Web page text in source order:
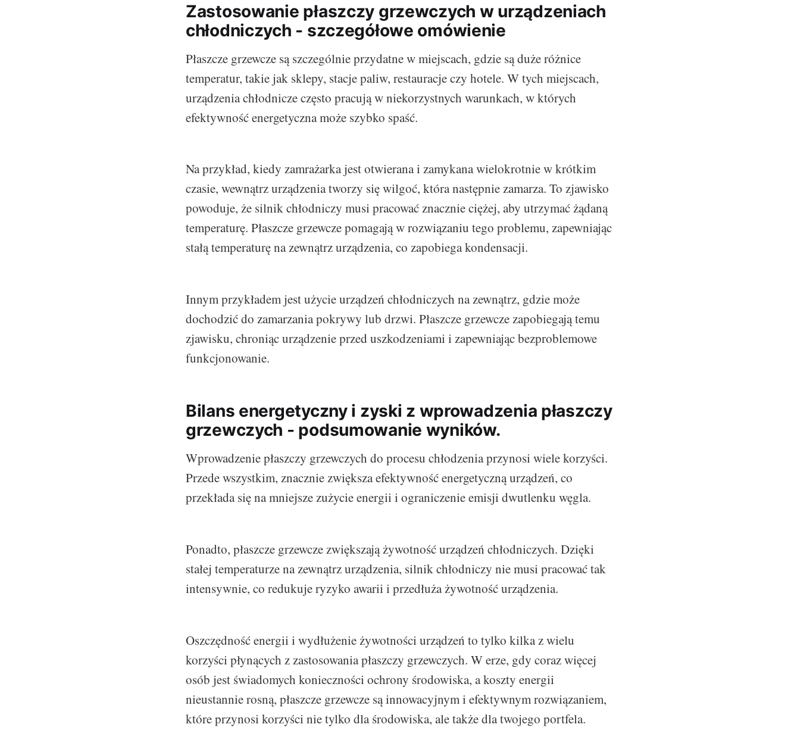
Zastosowanie płaszczy grzewczych w urządzeniach
chłodniczych - szczegółowe omówienie
Płaszcze grzewcze są szczególnie przydatne w miejscach, gdzie są duże różnice
temperatur, takie jak sklepy, stacje paliw, restauracje czy hotele. W tych miejscach,
urządzenia chłodnicze często pracują w niekorzystnych warunkach, w których
efektywność energetyczna może szybko spaść.
Na przykład, kiedy zamrażarka jest otwierana i zamykana wielokrotnie w krótkim
czasie, wewnątrz urządzenia tworzy się wilgoć, która następnie zamarza. To zjawisko
powoduje, że silnik chłodniczy musi pracować znacznie ciężej, aby utrzymać żądaną
temperaturę. Płaszcze grzewcze pomagają w rozwiązaniu tego problemu, zapewniając
stałą temperaturę na zewnątrz urządzenia, co zapobiega kondensacji.
Innym przykładem jest użycie urządzeń chłodniczych na zewnątrz, gdzie może
dochodzić do zamarzania pokrywy lub drzwi. Płaszcze grzewcze zapobiegają temu
zjawisku, chroniąc urządzenie przed uszkodzeniami i zapewniając bezproblemowe
funkcjonowanie.
Bilans energetyczny i zyski z wprowadzenia płaszczy
grzewczych - podsumowanie wyników.
Wprowadzenie płaszczy grzewczych do procesu chłodzenia przynosi wiele korzyści.
Przede wszystkim, znacznie zwiększa efektywność energetyczną urządzeń, co
przekłada się na mniejsze zużycie energii i ograniczenie emisji dwutlenku węgla.
Ponadto, płaszcze grzewcze zwiększają żywotność urządzeń chłodniczych. Dzięki
stałej temperaturze na zewnątrz urządzenia, silnik chłodniczy nie musi pracować tak
intensywnie, co redukuje ryzyko awarii i przedłuża żywotność urządzenia.
Oszczędność energii i wydłużenie żywotności urządzeń to tylko kilka z wielu
korzyści płynących z zastosowania płaszczy grzewczych. W erze, gdy coraz więcej
osób jest świadomych konieczności ochrony środowiska, a koszty energii
nieustannie rosną, płaszcze grzewcze są innowacyjnym i efektywnym rozwiązaniem,
które przynosi korzyści nie tylko dla środowiska, ale także dla twojego portfela.